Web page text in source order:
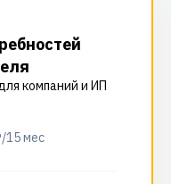
компаний и ИП
15 мес